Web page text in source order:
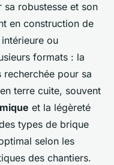
sa robustesse et son
en construction de
ou
formats : la
pour sa
terre cuite, souvent
et la légèreté
types de brique
selon les
des chantiers.